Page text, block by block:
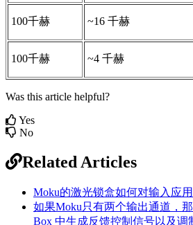
100千赫 ~16 千赫
100千赫 ~4 千赫
Was this article helpful?
Yes
No
Related Articles
Moku的激光锁盒如何对输入应
如果Moku只有两个输出通道，
Box 中生成反馈控制信号以及调